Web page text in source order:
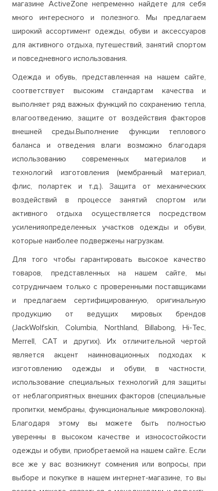
магазине ActiveZone непременно найдете для себя
много интересного и полезного. Мы предлагаем
широкий ассортимент одежды, обуви и аксессуаров
для активного отдыха, путешествий, занятий спортом
и повседневного использования.
Одежда и обувь, представленная на нашем сайте,
соответствует высоким стандартам качества и
выполняет ряд важных функций по сохранению тепла,
влагоотведению, защите от воздействия факторов
внешней среды.Выполнение функции теплового
баланса и отведения влаги возможно благодаря
использованию современных материалов и
технологий изготовления (мембранный материал,
флис, полартек и т.д.). Защита от механических
воздействий в процессе занятий спортом или
активного отдыха осуществляется посредством
усиленияопределенных участков одежды и обуви,
которые наиболее подвержены нагрузкам.
Для того чтобы гарантировать высокое качество
товаров, представленных на нашем сайте, мы
сотрудничаем только с проверенными поставщиками
и предлагаем сертифицированную, оригинальную
продукцию от ведущих мировых брендов
(JackWolfskin, Columbia, Northland, Billabong, Hi-Tec,
Merrell, CAT и других). Их отличительной чертой
является акцент наинновационных подходах к
изготовлению одежды и обуви, в частности,
использование специальных технологий для защиты
от неблагоприятных внешних факторов (специальные
пропитки, мембраны, функциональные микроволокна).
Благодаря этому вы можете быть полностью
уверенны в высоком качестве и износостойкости
одежды и обуви, приобретаемой на нашем сайте. Если
все же у вас возникнут сомнения или вопросы, при
выборе и покупке в нашем интернет-магазине, то вы